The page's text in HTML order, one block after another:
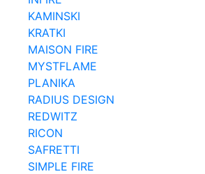
KAMINSKI
KRATKI
MAISON FIRE
MYSTFLAME
PLANIKA
RADIUS DESIGN
REDWITZ
RICON
SAFRETTI
SIMPLE FIRE